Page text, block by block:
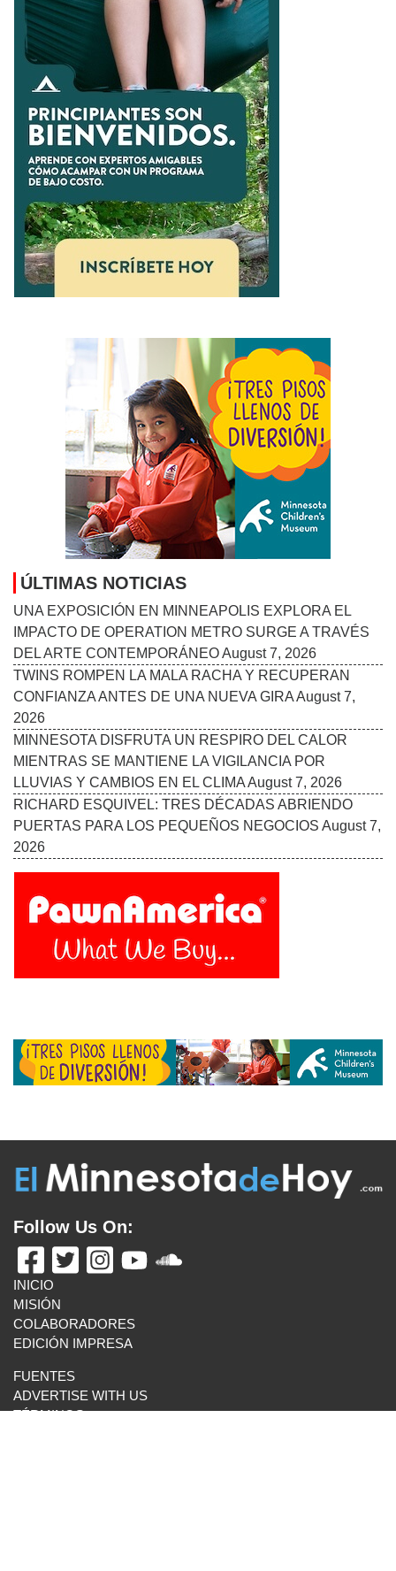
ÚLTIMAS NOTICIAS
UNA EXPOSICIÓN EN MINNEAPOLIS EXPLORA EL
IMPACTO DE OPERATION METRO SURGE A TRAVÉS
DEL ARTE CONTEMPORÁNEOAugust 7, 2026
TWINS ROMPEN LA MALA RACHA Y RECUPERAN
CONFIANZA ANTES DE UNA NUEVA GIRAAugust 7,
2026
MINNESOTA DISFRUTA UN RESPIRO DEL CALOR
MIENTRAS SE MANTIENE LA VIGILANCIA POR
LLUVIAS Y CAMBIOS EN EL CLIMAAugust 7, 2026
RICHARD ESQUIVEL: TRES DÉCADAS ABRIENDO
PUERTAS PARA LOS PEQUEÑOS NEGOCIOS August 7,
2026
Follow Us On:
INICIO
MISIÓN
COLABORADORES
EDICIÓN IMPRESA
FUENTES
ADVERTISE WITH US
TÉRMINOS